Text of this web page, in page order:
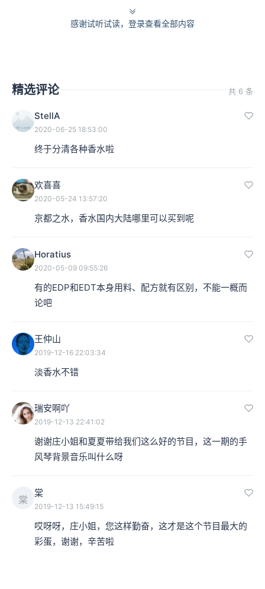
感谢试听试读，登录查看全部内容
精选评论 共 6 条
StellA
2020-06-25 18:53:00
终于分清各种香水啦
欢喜喜
2020-05-24 13:57:20
京都之水，香水国内大陆哪里可以买到呢
Horatius
2020-05-09 09:55:26
有的EDP和EDT本身用料、配方就有区别，不能一概而
论吧
王仲山
2019-12-16 22:03:34
淡香水不错
瑞安啊吖
2019-12-13 22:41:02
谢谢庄小姐和夏夏带给我们这么好的节目，这一期的手
风琴背景音乐叫什么呀
棠
棠
2019-12-13 15:49:15
哎呀呀，庄小姐，您这样勤奋，这才是这个节目最大的
彩蛋，谢谢，辛苦啦